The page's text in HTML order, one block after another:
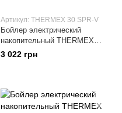
Артикул: THERMEX 30 SPR-V
Бойлер электрический
накопительный THERMEX
SPRINT SPR 30 V
3 022 грн